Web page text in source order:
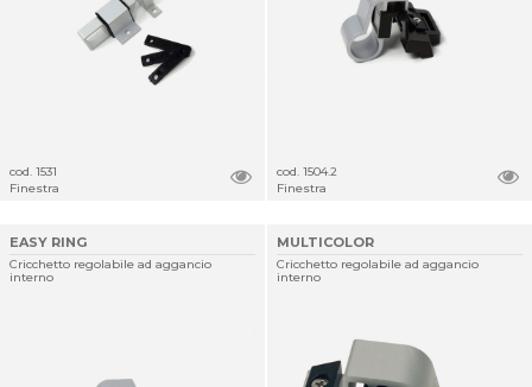
cod. 1531
Finestra
cod. 1504.2
Finestra
EASY RING
Cricchetto regolabile ad aggancio
interno
MULTICOLOR
Cricchetto regolabile ad aggancio
interno